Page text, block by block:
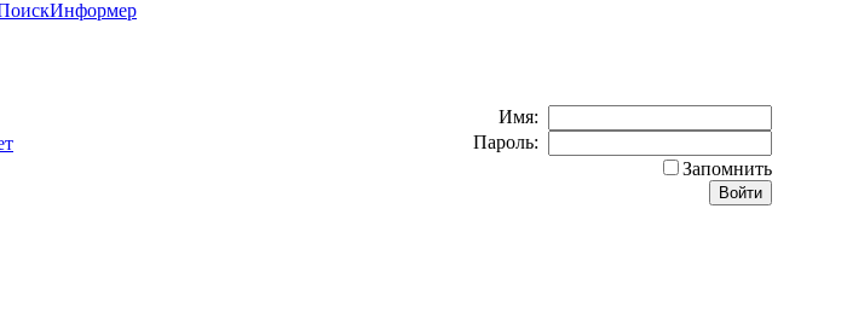
Информер
Имя:
Пароль:
Запомнить